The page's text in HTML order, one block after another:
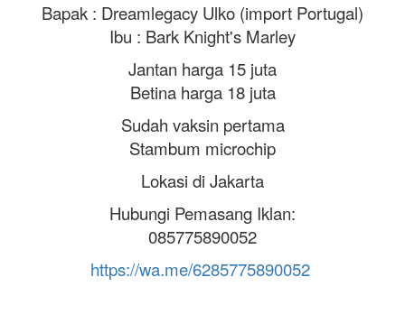
Bapak : Dreamlegacy Ulko (import Portugal)
Ibu : Bark Knight's Marley
Jantan harga 15 juta
Betina harga 18 juta
Sudah vaksin pertama
Stambum microchip
Lokasi di Jakarta
Hubungi Pemasang Iklan:
085775890052
https://wa.me/6285775890052